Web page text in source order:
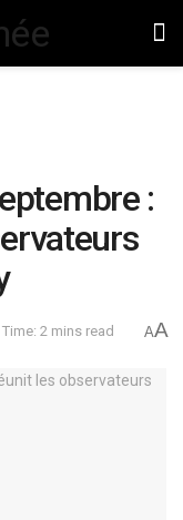
:
2 mins read AA